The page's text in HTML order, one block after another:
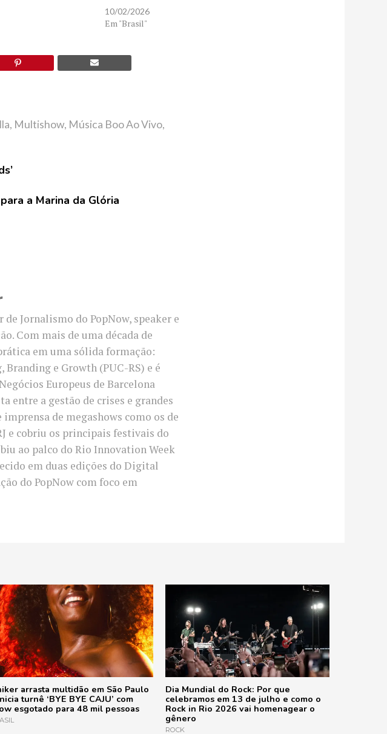
10/02/2026
Em "Brasil"
, Multishow, Música Boo Ao Vivo,
para a Marina da Glória
Jornalismo do PopNow, speaker e
Com mais de uma década de
em uma sólida formação:
e Growth (PUC-RS) e é
Europeus de Barcelona
entre a gestão de crises e grandes
imprensa de megashows como os de
e cobriu os principais festivais do
ao palco do Rio Innovation Week
em duas edições do Digital
do PopNow com foco em
arrasta multidão em São Paulo
turnê ‘BYE BYE CAJU’ com
esgotado para 48 mil pessoas
Dia Mundial do Rock: Por que
celebramos em 13 de julho e como o
Rock in Rio 2026 vai homenagear o
gênero
ROCK